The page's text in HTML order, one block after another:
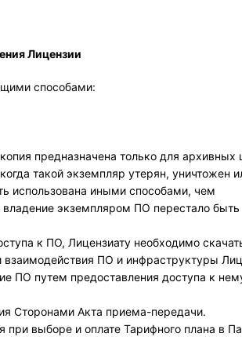
Лицензии
способами:
предназначена только для архивных
такой экземпляр утерян, уничтожен
использована иными способами, чем
экземпляром ПО перестало быть
к ПО, Лицензиату необходимо
взаимодействия ПО и инфраструктуры
ПО путем предоставления доступа к
Сторонами Акта приема-передачи.
выборе и оплате Тарифного плана в